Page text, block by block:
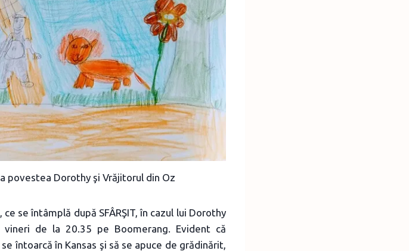
povestea Dorothy şi Vrăjitorul din Oz
se întâmplă după SFÂRŞIT, în cazul lui Dorothy
de la 20.35 pe Boomerang. Evident că
întoarcă în Kansas şi să se apuce de grădinărit,